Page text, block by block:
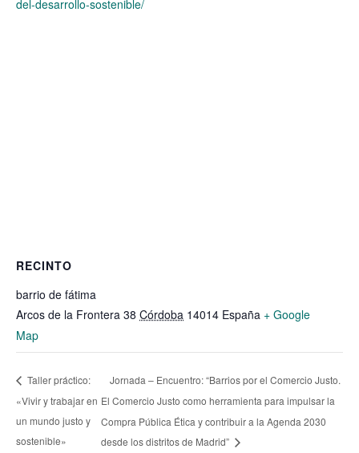
del-desarrollo-sostenible/
RECINTO
barrio de fátima
Arcos de la Frontera 38 Córdoba 14014 España + Google
Map
Taller práctico:
«Vivir y trabajar en
un mundo justo y
sostenible»
Jornada – Encuentro: “Barrios por el Comercio Justo.
El Comercio Justo como herramienta para impulsar la
Compra Pública Ética y contribuir a la Agenda 2030
desde los distritos de Madrid”